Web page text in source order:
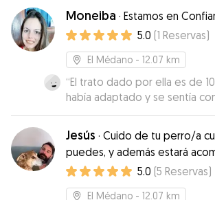
tranquilidad… son muy
disfrutan cuidando de ellos…
Repetiremos seguro!🤗”
Moneiba · Estamos en
5.0 (1 Reservas)
El Médano - 12.07 km
“El trato dado por ella es de
había adaptado y se sentía
volveremos a repetir.”
Jesús · Cuido de tu perro/a
puedes, y además estará
una amiga.
5.0 (5 Reservas)
El Médano - 12.07 km